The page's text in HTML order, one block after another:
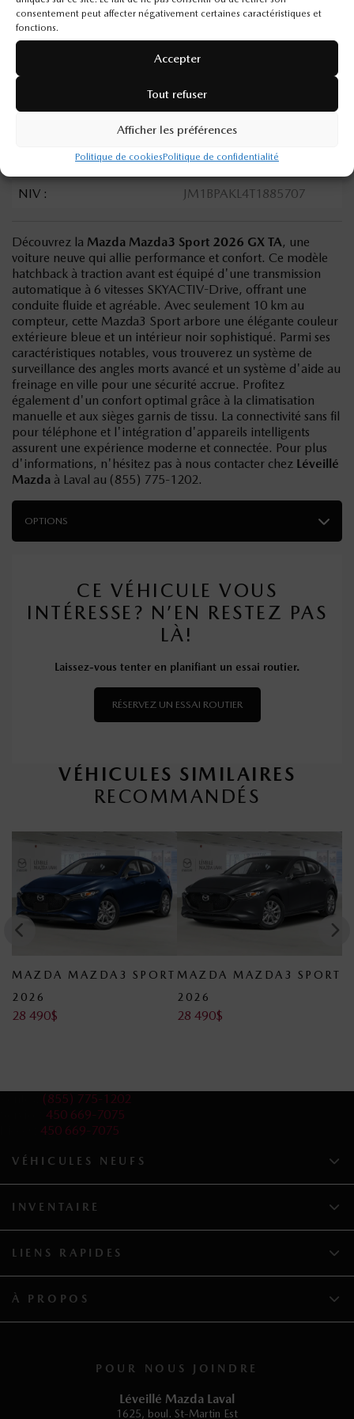
consentement peut affecter négativement certaines caractéristiques et
fonctions.
Accepter
Tout refuser
Afficher les préférences
Politique de cookiesPolitique de confidentialité
MOTEUR (L) :
2.5
CARBURANT :
Bleu cristal foncé mica
PORTES :
COULEUR INTÉRIEUR:
Noir
NUMÉRO DE STOCK :
26252
NIV :
JM1BPAKL4T1885707
Découvrez la Mazda Mazda3 Sport 2026 GX TA, une
voiture neuve qui allie performance et confort. Ce modèle
hatchback à traction avant est équipé d'une transmission
automatique à 6 vitesses SKYACTIV-Drive, offrant une
conduite fluide et agréable. Avec seulement 10 km au
compteur, cette Mazda3 Sport arbore une élégante couleur
extérieure bleue et un intérieur noir sophistiqué. Parmi ses
caractéristiques notables, vous trouverez un système de
surveillance des angles morts avancé et un système d'aide au
freinage en ville pour une sécurité accrue. Profitez
également d'un confort optimal grâce à la climatisation
manuelle et aux sièges garnis de tissu. La connectivité sans fil
pour téléphone et l'intégration d'appareils intelligents
assurent une expérience moderne et connectée. Pour plus
d'informations, n'hésitez pas à nous contacter chez Léveillé
Mazda à Laval au (855) 775-1202.
OPTIONS
CE VÉHICULE VOUS
INTÉRESSE? N’EN RESTEZ PAS
LÀ!
Laissez-vous tenter en planifiant un essai routier.
RÉSERVEZ UN ESSAI ROUTIER
VÉHICULES SIMILAIRES
RECOMMANDÉS
MAZDA MAZDA3 SPORT
2026
28 490$
MAZDA MAZDA3 SPORT
2026
28 490$
(855) 775-1202
450 669-7075
450 669-7075
POUR NOUS JOINDRE
Léveillé Mazda Laval
1625, boul. St-Martin Est
VÉHICULES NEUFS
INVENTAIRE
LIENS RAPIDES
À PROPOS